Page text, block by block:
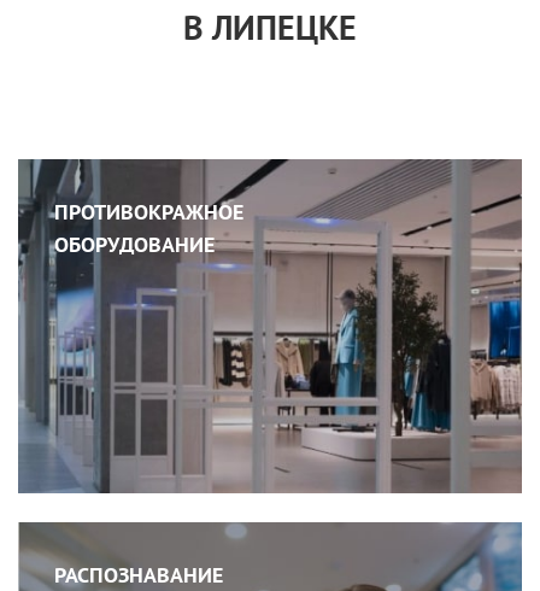
В ЛИПЕЦКЕ
ПРОТИВОКРАЖНОЕ
ОБОРУДОВАНИЕ
РАСПОЗНАВАНИЕ